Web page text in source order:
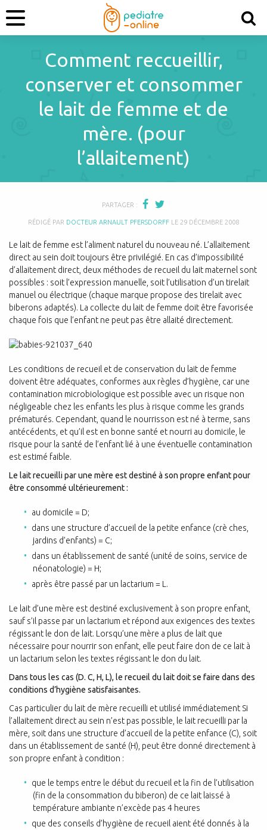
Comment reccueillir,
conserver et consommer
le lait de femme et de
mère. (pour
l’allaitement)
PARTAGER :
RÉDIGÉ PAR DOCTEUR ARNAULT PFERSDORFF LE 29 DÉCEMBRE 2008
Le lait de femme est l’aliment naturel du nouveau né. L’allaitement
direct au sein doit toujours être privilégié. En cas d’impossibilité
d’allaitement direct, deux méthodes de recueil du lait maternel sont
possibles : soit l’expression manuelle, soit l’utilisation d’un tirelait
manuel ou électrique (chaque marque propose des tirelait avec
biberons adaptés). La collecte du lait de femme doit être favorisée
chaque fois que l’enfant ne peut pas être allaité directement.
Les conditions de recueil et de conservation du lait de femme
doivent être adéquates, conformes aux règles d’hygiène, car une
contamination microbiologique est possible avec un risque non
négligeable chez les enfants les plus à risque comme les grands
prématurés. Cependant, quand le nourrisson est né à terme, sans
antécédents, et qu’il est en bonne santé et nourri au domicile, le
risque pour la santé de l’enfant lié à une éventuelle contamination
est estimé faible.
Le lait recueilli par une mère est destiné à son propre enfant pour
être consommé ultérieurement :
au domicile = D;
dans une structure d’accueil de la petite enfance (crè ches,
jardins d’enfants) = C;
dans un établissement de santé (unité de soins, service de
néonatologie) = H;
après être passé par un lactarium = L.
Le lait d’une mère est destiné exclusivement à son propre enfant,
sauf s’il passe par un lactarium et répond aux exigences des textes
régissant le don de lait. Lorsqu’une mère a plus de lait que
nécessaire pour nourrir son enfant, elle peut faire don de ce lait à
un lactarium selon les textes régissant le don du lait.
Dans tous les cas (D. C, H, L), le recueil du lait doit se faire dans des
conditions d’hygiène satisfaisantes.
Cas particulier du lait de mère recueilli et utilisé immédiatement Si
l’allaitement direct au sein n’est pas possible, le lait recueilli par la
mère, soit dans une structure d’accueil de la petite enfance (C), soit
dans un établissement de santé (H), peut être donné directement à
son propre enfant à condition :
que le temps entre le début du recueil et la fin de l’utilisation
(fin de la consommation du biberon) de ce lait laissé à
température ambiante n’excède pas 4 heures
que des conseils d’hygiène de recueil aient été donnés à la